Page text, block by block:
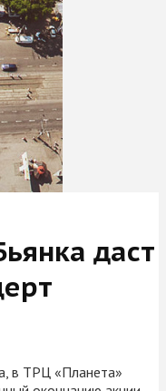
даст
в ТРЦ «Планета»